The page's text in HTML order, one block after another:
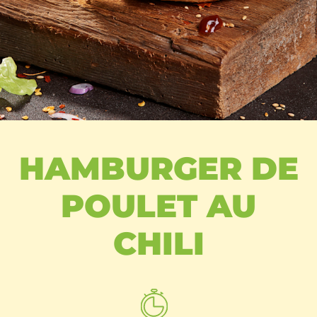
HAMBURGER DE
POULET AU
CHILI